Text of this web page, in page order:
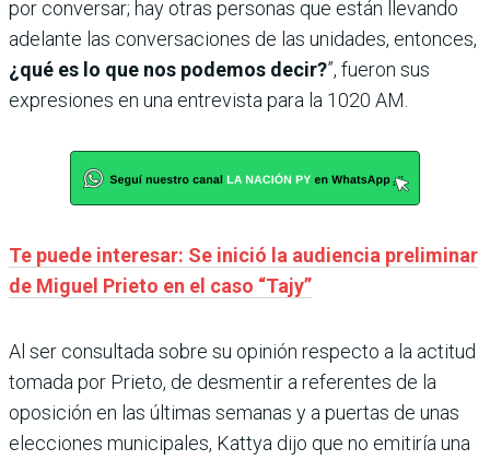
por conversar; hay otras personas que están llevando
adelante las conversaciones de las unidades, entonces,
¿qué es lo que nos podemos decir?”, fueron sus
expresiones en una entrevista para la 1020 AM.
Te puede interesar: Se inició la audiencia preliminar
de Miguel Prieto en el caso “Tajy”
Al ser consultada sobre su opinión respecto a la actitud
tomada por Prieto, de desmentir a referentes de la
oposición en las últimas semanas y a puertas de unas
elecciones municipales, Kattya dijo que no emitiría una